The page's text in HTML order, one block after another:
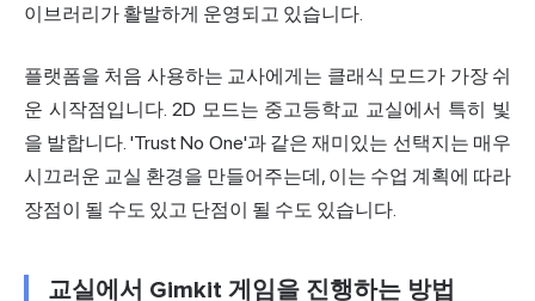
이브러리가 활발하게 운영되고 있습니다.
플랫폼을 처음 사용하는 교사에게는 클래식 모드가 가장 쉬
운 시작점입니다. 2D 모드는 중고등학교 교실에서 특히 빛
을 발합니다. 'Trust No One'과 같은재미있는 선택지는 매우
시끄러운 교실 환경을 만들어주는데, 이는 수업 계획에 따라
장점이 될 수도 있고 단점이 될 수도 있습니다.
교실에서 Gimkit 게임을 진행하는 방법